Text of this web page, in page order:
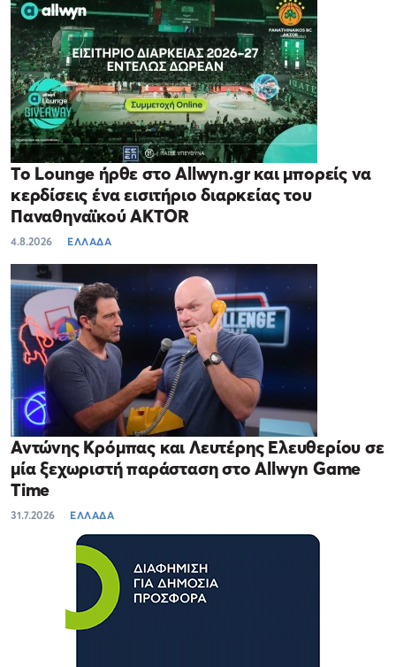
Το Lounge ήρθε στο Allwyn.gr και μπορείς να
κερδίσεις ένα εισιτήριο διαρκείας του
Παναθηναϊκού AKTOR
4.8.2026 ΕΛΛΑΔΑ
Αντώνης Κρόμπας και Λευτέρης Ελευθερίου σε
μία ξεχωριστή παράσταση στο Allwyn Game
Time
31.7.2026 ΕΛΛΑΔΑ